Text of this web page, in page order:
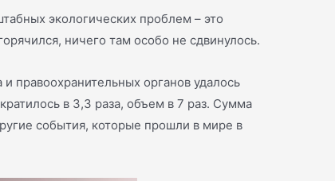
экологических проблем – это
ничего там особо не сдвинулось.
правоохранительных органов удалось
в 3,3 раза, объем в 7 раз. Сумма
события, которые прошли в мире в